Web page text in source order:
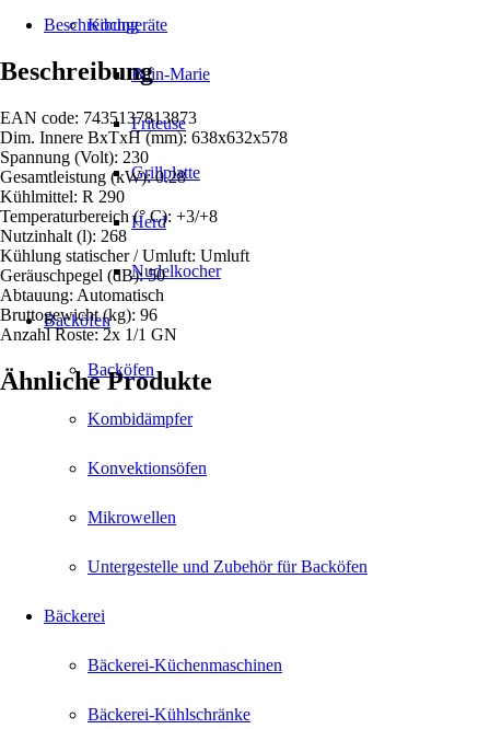
Kochgeräte
Bain-Marie
Friteuse
Grillplatte
Herd
Nudelkocher
Backöfen
Backöfen
Kombidämpfer
Konvektionsöfen
Mikrowellen
Untergestelle und Zubehör für Backöfen
Bäckerei
Bäckerei-Küchenmaschinen
Bäckerei-Kühlschränke
Beschreibung
Beschreibung
EAN code: 7435137813873
Dim. Innere BxTxH (mm): 638x632x578
Spannung (Volt): 230
Gesamtleistung (kW): 0.28
Kühlmittel: R 290
Temperaturbereich (° C): +3/+8
Nutzinhalt (l): 268
Kühlung statischer / Umluft: Umluft
Geräuschpegel (dB): 50
Abtauung: Automatisch
Bruttogewicht (kg): 96
Anzahl Roste: 2x 1/1 GN
Ähnliche Produkte